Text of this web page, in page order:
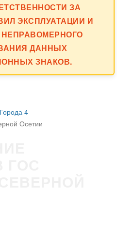
ЗА
ЭКСПЛУАТАЦИИ И
ДАННЫХ
ЗНАКОВ.
Города 4
Осетии